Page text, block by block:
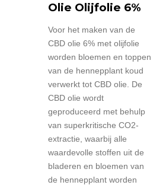
Olie Olijfolie 6%
Voor het maken van de
CBD olie 6% met olijfolie
worden bloemen en toppen
van de hennepplant koud
verwerkt tot CBD olie. De
CBD olie wordt
geproduceerd met behulp
van superkritische CO2-
extractie, waarbij alle
waardevolle stoffen uit de
bladeren en bloemen van
de hennepplant worden